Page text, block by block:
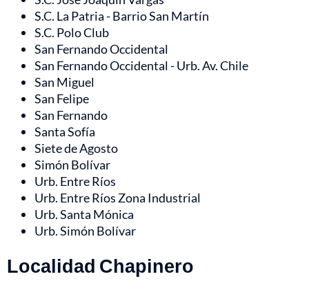
S.C. La Patria - Barrio San Martín
S.C. Polo Club
San Fernando Occidental
San Fernando Occidental - Urb. Av. Chile
San Miguel
San Felipe
San Fernando
Santa Sofía
Siete de Agosto
Simón Bolívar
Urb. Entre Ríos
Urb. Entre Ríos Zona Industrial
Urb. Santa Mónica
Urb. Simón Bolívar
Localidad Chapinero